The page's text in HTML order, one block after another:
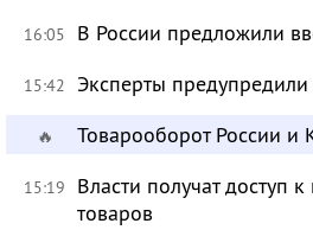
16:05 В России предложили
15:42 Эксперты
🔥 Товарооборот России и
15:19
Власти получат доступ
товаров